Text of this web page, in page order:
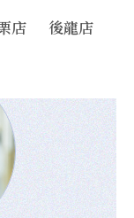
店 後龍店